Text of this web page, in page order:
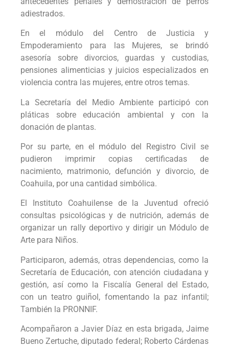
adiestrados.
En el módulo del Centro de Justicia y
Empoderamiento para las Mujeres, se brindó
asesoría sobre divorcios, guardas y custodias,
pensiones alimenticias y juicios especializados en
violencia contra las mujeres, entre otros temas.
La Secretaría del Medio Ambiente participó con
pláticas sobre educación ambiental y con la
donación de plantas.
Por su parte, en el módulo del Registro Civil se
pudieron imprimir copias certificadas de
nacimiento, matrimonio, defunción y divorcio, de
Coahuila, por una cantidad simbólica.
El Instituto Coahuilense de la Juventud ofreció
consultas psicológicas y de nutrición, además de
organizar un rally deportivo y dirigir un Módulo de
Arte para Niños.
Participaron, además, otras dependencias, como la
Secretaría de Educación, con atención ciudadana y
gestión, así como la Fiscalía General del Estado,
con un teatro guiñol, fomentando la paz infantil;
También la PRONNIF.
Acompañaron a Javier Díaz en esta brigada, Jaime
Bueno Zertuche, diputado federal; Roberto Cárdenas